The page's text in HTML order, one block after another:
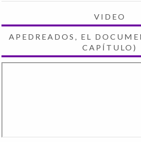
VIDEO
APEDREADOS, EL
CAPÍTULO)